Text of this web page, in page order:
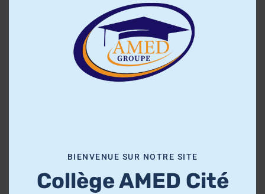
avril 2023
février 2023
Collège Riadh
BIENVENUE SUR NOTRE SITE
Collège AMED Cité